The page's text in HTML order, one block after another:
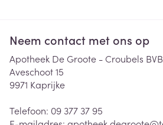
Neem contact met ons op
Apotheek De Groote - Croubels
Aveschoot 15
9971 Kaprijke
Telefoon: 09 377 37 95